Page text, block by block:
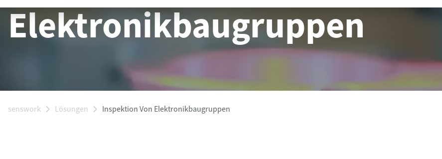
Elektronikbaugruppen
senswork Lösungen Inspektion Von Elektronikbaugruppen